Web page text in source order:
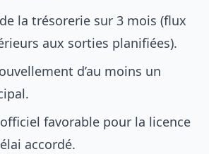
la trésorerie sur 3 mois (flux
aux sorties planifiées).
d’au moins un
favorable pour la licence
accordé.